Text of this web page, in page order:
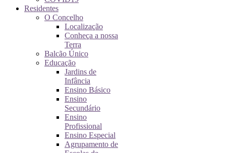
Residentes
O Concelho
Localização
Conheça a nossa
Terra
Balcão Único
Educação
Jardins de
Infância
Ensino Básico
Ensino
Secundário
Ensino
Profissional
Ensino Especial
Agrupamento de